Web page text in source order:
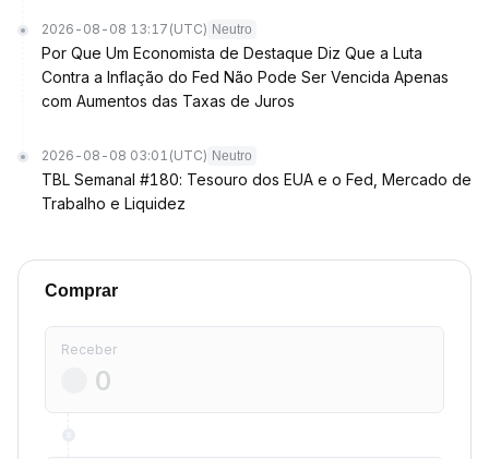
2026-08-08 13:17 (UTC) Neutro
Por Que Um Economista de Destaque Diz Que a Luta
Contra a Inflação do Fed Não Pode Ser Vencida Apenas
com Aumentos das Taxas de Juros
2026-08-08 03:01 (UTC) Neutro
TBL Semanal #180: Tesouro dos EUA e o Fed, Mercado de
Trabalho e Liquidez
Comprar
Receber